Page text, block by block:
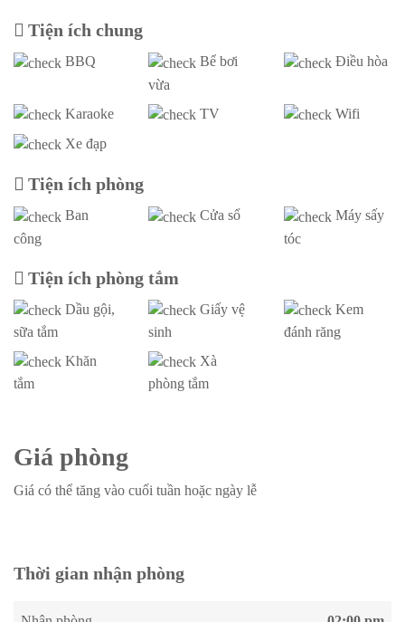
– Set menu đa dạng để khách hàng lựa chọn
– Hỗ trợ khách hàng tổ chức sự kiện, teambuilding,
gala dinner, tiệc BBQ,…
Số lượng khách.
người lớn và trẻ em)
Thời gian
– Checkout: 12h
𝐋𝐮̛𝐮 𝐲́: Quý khách vui lòng không ăn bữa trưa cuối
cùng tại villa
Tiện ích chung
BBQ
Bể bơi
vừa
Điều hòa
Karaoke TV
Wifi
Xe đạp
Tiện ích phòng
Ban
công
Cửa sổ
Máy sấy
tóc
Tiện ích phòng tắm
Dầu gội,
sữa tắm
Giấy vệ
sinh
Kem
đánh răng
Khăn
tắm
Xà
phòng tắm
Giá phòng
Giá có thể tăng vào cuối tuần hoặc ngày lễ
Thời gian nhận phòng